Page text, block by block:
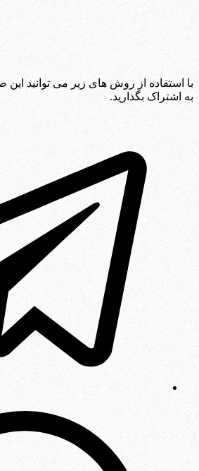
با استفاده از روش های زیر می توانید این
به اشتراک بگذارید.